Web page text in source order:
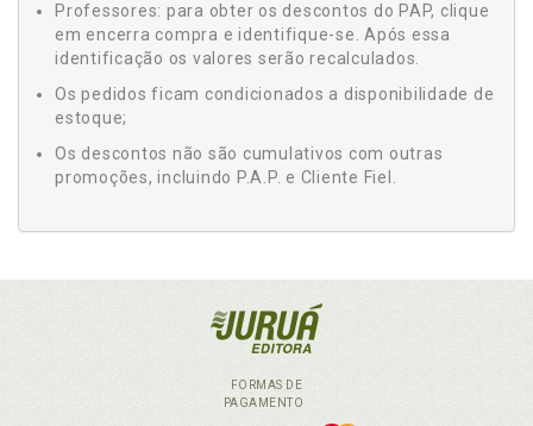
Professores: para obter os descontos do PAP, clique
em encerra compra e identifique-se. Após essa
identificação os valores serão recalculados.
Os pedidos ficam condicionados a disponibilidade de
estoque;
Os descontos não são cumulativos com outras
promoções, incluindo P.A.P. e Cliente Fiel.
FORMAS DE
PAGAMENTO